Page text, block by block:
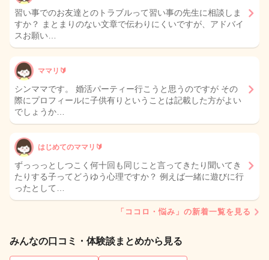
習い事でのお友達とのトラブルって習い事の先生に相談しま
すか？ まとまりのない文章で伝わりにくいですが、アドバイ
スお願い…
ママリ🔰
シンママです。 婚活パーティー行こうと思うのですが その
際にプロフィールに子供有りということは記載した方がよい
でしょうか…
はじめてのママリ🔰
ずっっっとしつこく何十回も同じこと言ってきたり聞いてき
たりする子ってどうゆう心理ですか？ 例えば一緒に遊びに行
ったとして…
「ココロ・悩み」の新着一覧を見る
みんなの口コミ・体験談まとめから見る